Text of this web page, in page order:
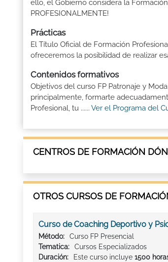
ello, el Gobierno considera la
PROFESIONALMENTE!
Prácticas
El Título Oficial de Formación
ofreceremos la posibilidad de realizar
Contenidos formativos
Objetivos del curso FP Patronaje y
principalmente, formarte
Profesional, tu ...... Ver el Programa del
CENTROS DE FORMACIÓN
OTROS CURSOS DE
Curso de Coaching Deportivo y
Método:
Curso FP Presencial
Tematica:
Cursos Especializados
Duración:
Este curso incluye 1500